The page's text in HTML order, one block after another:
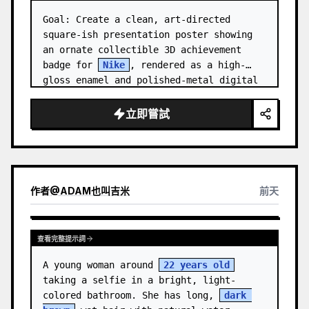
Goal: Create a clean, art-directed
square-ish presentation poster showing
an ornate collectible 3D achievement
badge for
Nike
, rendered as a high-
gloss enamel and polished-metal digital
Canvas: Wide 16:9 white stu…
立即嘗試
作者@ADAM也叫吉米 前天
查看完整提示詞
A young woman around
22 years old
taking a selfie in a bright, light-
colored bathroom. She has long,
dark